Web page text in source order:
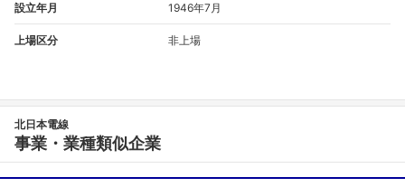
設立年月 1946年7月
上場区分 非上場
北日本電線
事業・業種類似企業